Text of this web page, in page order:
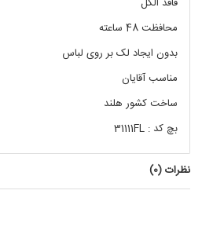
محافظت 48 ساعته
بدون ایجاد لک بر روی لباس
مناسب آقایان
ساخت کشور هلند
بچ کد : 31111FL
نظرات (0
)